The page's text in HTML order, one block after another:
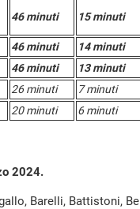
46 minuti 15 minuti
46 minuti
14 minuti
46 minuti
13 minuti
26 minuti
7 minuti
20 minuti 6 minuti
2024.
Barelli, Battistoni,